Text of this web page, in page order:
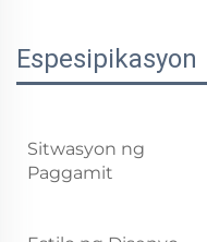
Espesipikasyon
Sitwasyon ng
Paggamit